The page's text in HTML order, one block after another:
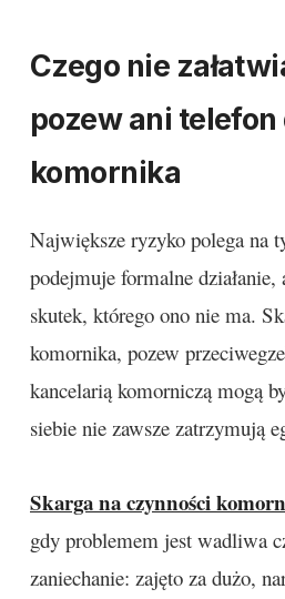
Czego nie
pozew ani telefon
komornika
Największe ryzyko polega na
podejmuje formalne
skutek, którego ono nie ma.
komornika, pozew
kancelarią komorniczą mogą
siebie nie zawsze zatrzymują
Skarga na czynności
gdy problemem jest wadliwa
zaniechanie: zajęto za dużo,